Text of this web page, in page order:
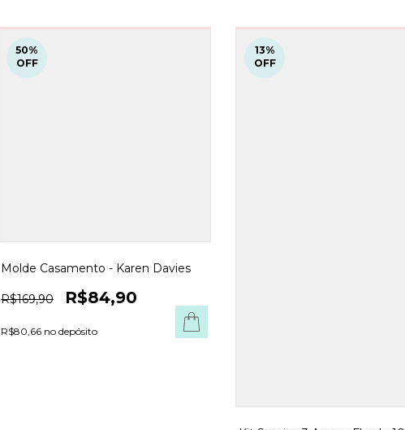
50%
OFF
Molde Casamento - Karen Davies
R$169,90 R$84,90
R$80,66 no depósito
13%
OFF